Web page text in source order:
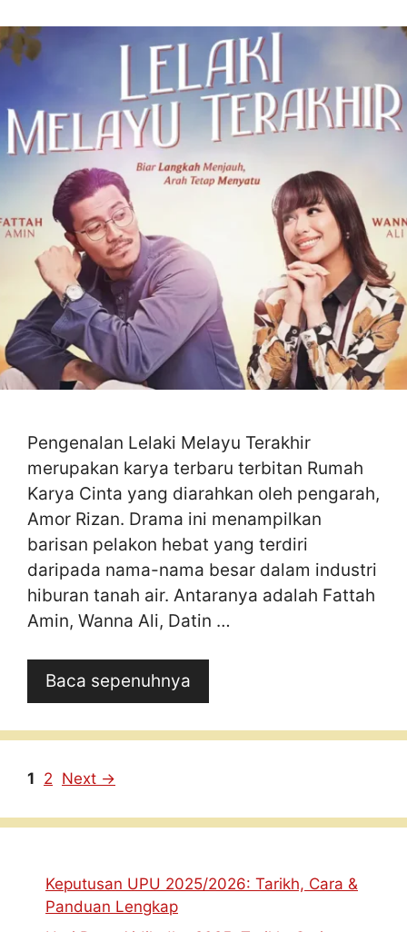
Pengenalan Lelaki Melayu Terakhir
merupakan karya terbaru terbitan Rumah
Karya Cinta yang diarahkan oleh pengarah,
Amor Rizan. Drama ini menampilkan
barisan pelakon hebat yang terdiri
daripada nama-nama besar dalam industri
hiburan tanah air. Antaranya adalah Fattah
Amin, Wanna Ali, Datin …
Baca sepenuhnya
Page
1 Page
2 Next →
Keputusan UPU 2025/2026: Tarikh, Cara &
Panduan Lengkap